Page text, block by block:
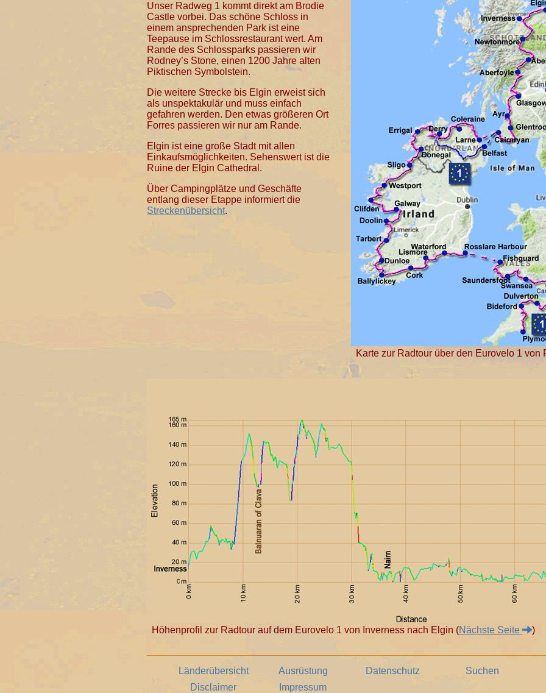
Unser Radweg 1 kommt direkt am Brodie
Castle vorbei. Das schöne Schloss in
einem ansprechenden Park ist eine
Teepause im Schlossrestaurant wert. Am
Rande des Schlossparks passieren wir
Rodney’s Stone, einen 1200 Jahre alten
Piktischen Symbolstein.
Die weitere Strecke bis Elgin erweist sich
als unspektakulär und muss einfach
gefahren werden. Den etwas größeren Ort
Forres passieren wir nur am Rande.
Elgin ist eine große Stadt mit allen
Einkaufsmöglichkeiten. Sehenswert ist die
Ruine der Elgin Cathedral.
Über Campingplätze und Geschäfte
entlang dieser Etappe informiert die
Streckenübersicht.
Karte zur Radtour über den Eurovelo 1 von
Höhenprofil zur Radtour auf dem Eurovelo 1 von Inverness nach Elgin (Nächste Seite )
Länderübersicht Ausrüstung Datenschutz
Suchen
Disclaimer
Impressum